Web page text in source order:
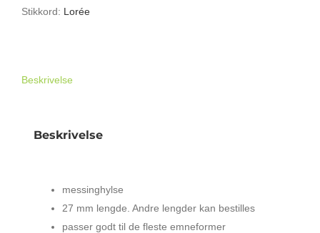
Stikkord: Lorée
Beskrivelse
Beskrivelse
messinghylse
27 mm lengde. Andre lengder kan bestilles
passer godt til de fleste emneformer